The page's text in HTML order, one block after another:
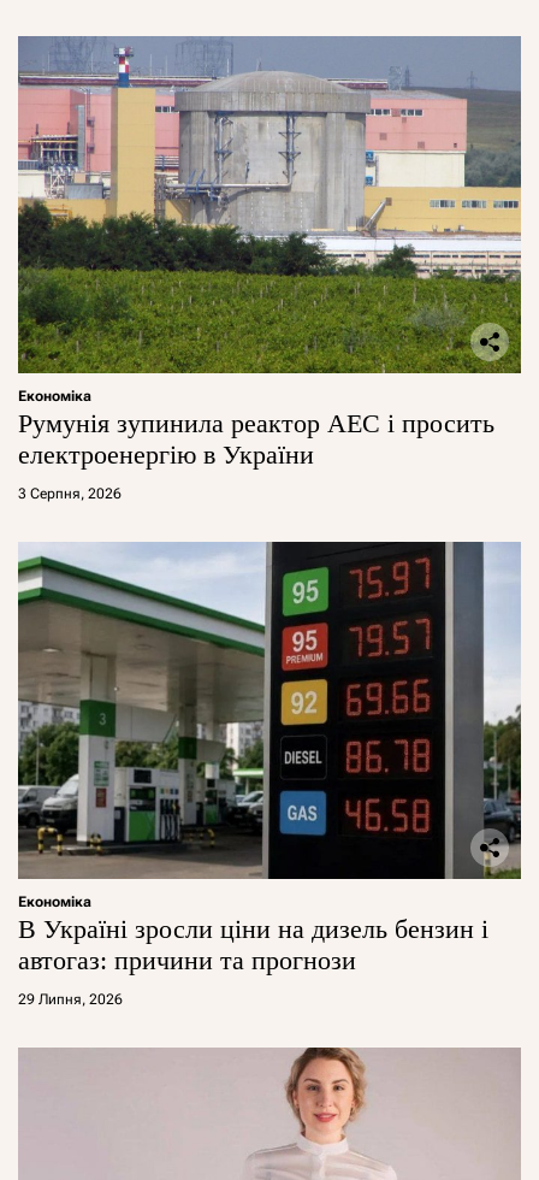
Економіка
Румунія зупинила реактор АЕС і просить
електроенергію в України
3 Серпня, 2026
Економіка
В Україні зросли ціни на дизель бензин і
автогаз: причини та прогнози
29 Липня, 2026